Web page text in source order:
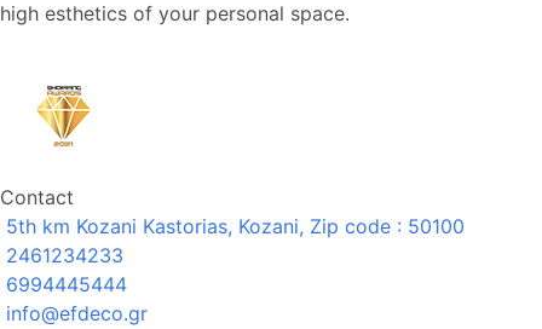
high esthetics of your personal space.
Contact
5th km Kozani Kastorias, Kozani, Zip code : 50100
2461234233
6994445444
info@efdeco.gr